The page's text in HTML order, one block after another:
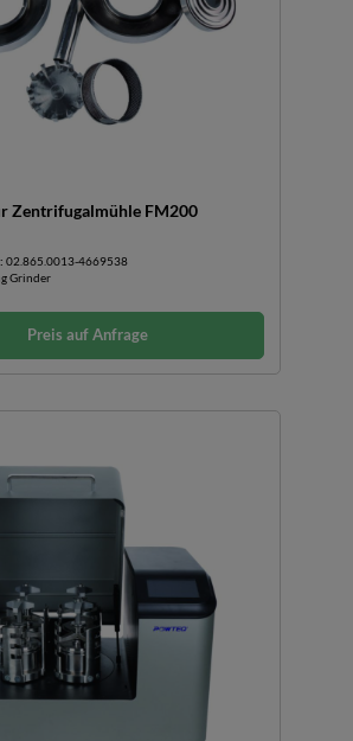
Zentrifugalmühle FM200
02.865.0013-4669538
Grinder
Preis auf Anfrage